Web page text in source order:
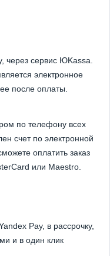
через сервис ЮKassa.
электронное
после оплаты.
по телефону всех
счет по электронной
оплатить заказ
или Maestro.
Pay, в рассрочку,
и в один клик